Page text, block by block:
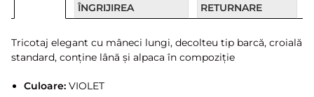
ÎNGRIJIREA
RETURNARE
Tricotaj elegant cu mâneci lungi, decolteu tip barcă, croială
standard, conține lână și alpaca în compoziție
Culoare:VIOLET